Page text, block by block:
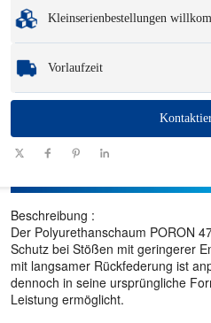
Muster: Für verfügbare,
Kleinserienbestellungen
helfen, schnell und effizient die
Vorlaufzeit
101 - 1000
(Tage)
Beschreibung :
Der Polyurethanschaum PORON
Schutz bei Stößen mit geringerer
mit langsamer Rückfederung ist
dennoch in seine ursprüngliche
Leistung ermöglicht.